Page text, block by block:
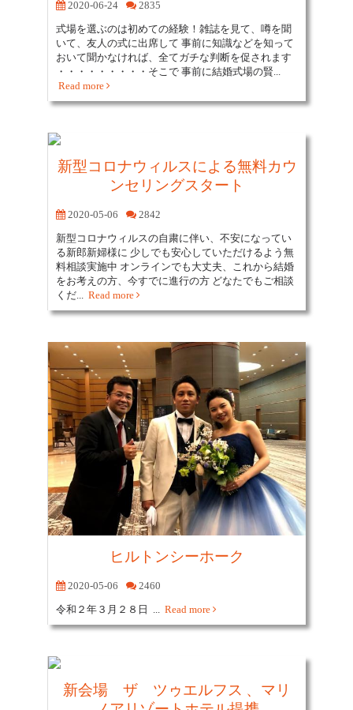
2020-06-24 2835
式場を選ぶのは初めての経験！雑誌を見て、噂を聞
いて、友人の式に出席して 事前に知識などを知って
おいて聞かなければ、全てガチな判断を促されます
・・・・・・・・・そこで 事前に結婚式場の賢...
Read more
新型コロナウィルスによる無料カウ
ンセリングスタート
2020-05-06 2842
新型コロナウィルスの自粛に伴い、不安になってい
る新郎新婦様に 少しでも安心していただけるよう無
料相談実施中 オンラインでも大丈夫、これから結婚
をお考えの方、今すでに進行の方 どなたでもご相談
くだ... Read more
ヒルトンシーホーク
2020-05-06 2460
令和２年３月２８日 ... Read more
新会場 ザ ツゥエルフス 、マリ